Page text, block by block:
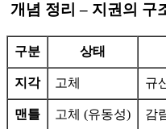
개념 정리 – 지권의 구
구분 상태
지각 고체 규
맨틀 고체 (유동성) 감